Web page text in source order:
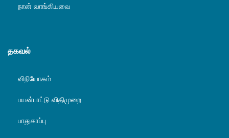
நான் வாங்கியவை
தகவல்
விநியோகம்
பயன்பாட்டு விதிமுறை
பாதுகாப்பு